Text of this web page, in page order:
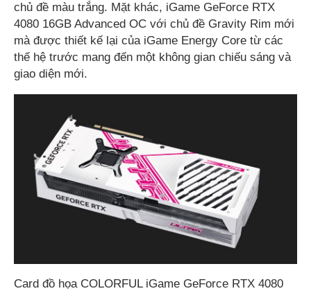
chủ đề màu trắng. Mặt khác, iGame GeForce RTX
4080 16GB Advanced OC với chủ đề Gravity Rim mới
mà được thiết kế lại của iGame Energy Core từ các
thế hệ trước mang đến một không gian chiếu sáng và
giao diện mới.
Card đồ họa COLORFUL iGame GeForce RTX 4080